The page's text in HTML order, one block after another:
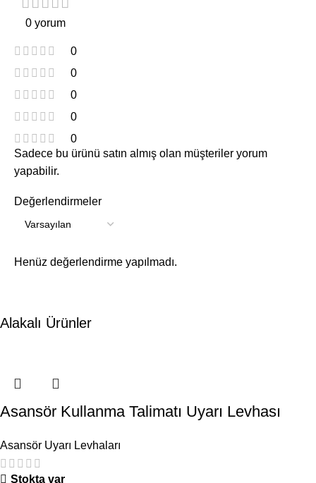
0 yorum
0
0
0
0
0
Değerlendirmeler
Henüz değerlendirme yapılmadı.
Sadece bu ürünü satın almış olan müşteriler yorum
yapabilir.
Alakalı Ürünler
Asansör Kullanma Talimatı Uyarı Levhası
Asansör Uyarı Levhaları
Stokta var